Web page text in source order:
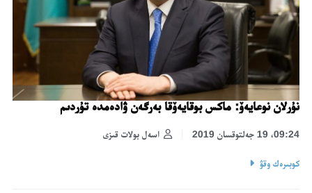
نۇرلان نوعايەۆ: ماكس بوقايەۆقا بەرگەن ۋادەمدە تۇردىم
اسەل بولات قىزى 09:24، 19 جەلتوقسان 2019
كوبىرەك وقۋ